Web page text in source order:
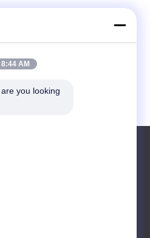
LED untuk toko
8:44 AM
you looking